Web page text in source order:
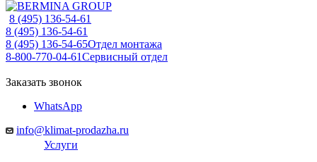
8 (495) 136-54-61
8 (495) 136-54-61
8 (495) 136-54-65Отдел монтажа
8-800-770-04-61Сервисный отдел
Заказать звонок
WhatsApp
info@klimat-prodazha.ru
Услуги